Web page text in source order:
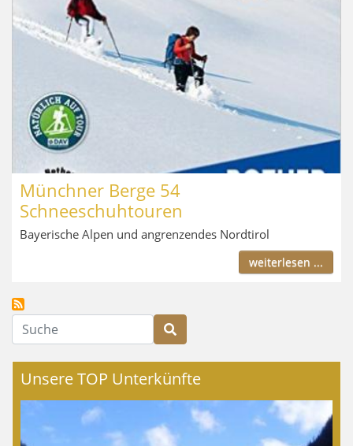
Münchner Berge 54
Schneeschuhtouren
Bayerische Alpen und angrenzendes Nordtirol
weiterlesen ...
Suche
Unsere TOP Unterkünfte